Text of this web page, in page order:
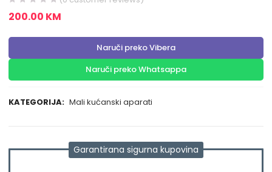
200.00 KM
Naruči preko Vibera
Naruči preko Whatsappa
KATEGORIJA: Mali kućanski aparati
Garantirana sigurna kupovina